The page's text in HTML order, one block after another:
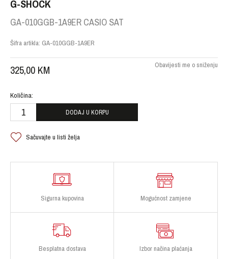
G-SHOCK
GA-010GGB-1A9ER CASIO SAT
Šifra artikla: GA-010GGB-1A9ER
325,00 KM Obavijesti me o sniženju
Količina:
DODAJ U KORPU
Sačuvajte u listi želja
Sigurna kupovina Mogućnost zamjene
Besplatna dostava Izbor načina plaćanja